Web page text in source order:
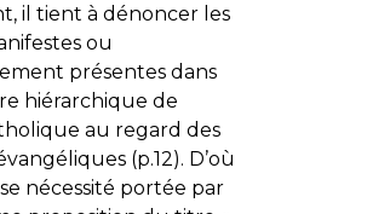
il tient à dénoncer les
ou
présentes dans
hiérarchique de
au regard des
(p.12). D’où
nécessité portée par